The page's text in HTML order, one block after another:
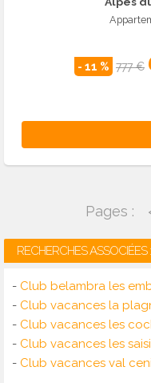
- 11 % 777 €
Pages :
RECHERCHES ASSOCIÉES :
- Club belambra les
- Club vacances la
- Club vacances les
- Club vacances les
- Club vacances val